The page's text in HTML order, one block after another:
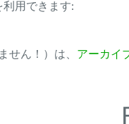
用できます:
せん！）は、 アーカイ